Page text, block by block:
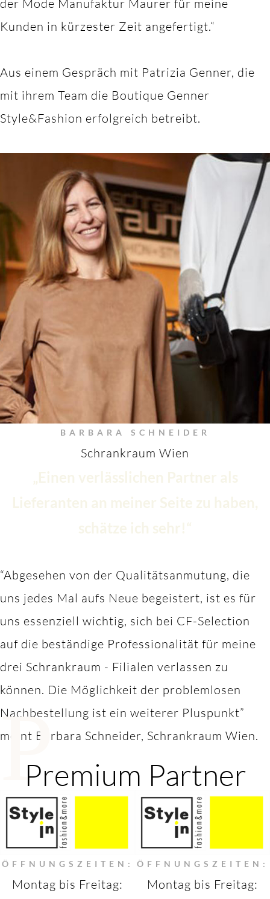
der Mode Manufaktur Maurer für meine
Kunden in kürzester Zeit angefertigt.“
Aus einem Gespräch mit Patrizia Genner, die
mit ihrem Team die Boutique Genner
Style&Fashion erfolgreich betreibt.
BARBARA SCHNEIDER
Schrankraum Wien
„Einen verlässlichen Partner als
Lieferanten an meiner Seite zu haben,
schätze ich sehr!“
“Abgesehen von der Qualitätsanmutung, die
uns jedes Mal aufs Neue begeistert, ist es für
uns essenziell wichtig, sich bei CF-Selection
auf die beständige Professionalität für meine
drei Schrankraum - Filialen verlassen zu
können. Die Möglichkeit der problemlosen
Nachbestellung ist ein weiterer Pluspunkt”
meint Barbara Schneider, Schrankraum Wien.
PPremium Partner
ÖFFNUNGSZEITEN:
Montag bis Freitag:
ÖFFNUNGSZEITEN:
Montag bis Freitag: